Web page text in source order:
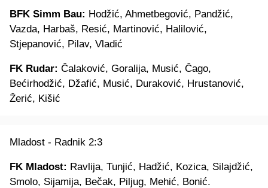
BFK Simm Bau: Hodžić, Ahmetbegović, Pandžić,
Vazda, Harbaš, Resić, Martinović, Halilović,
Stjepanović, Pilav, Vladić
FK Rudar: Čalaković, Goralija, Musić, Čago,
Bećirhodžić, Džafić, Musić, Duraković, Hrustanović,
Žerić, Kišić
Mladost - Radnik 2:3
FK Mladost: Ravlija, Tunjić, Hadžić, Kozica, Silajdžić,
Smolo, Sijamija, Bečak, Piljug, Mehić, Bonić.